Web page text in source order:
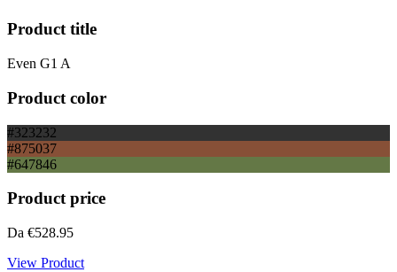
Product title
Even G1 A
Product color
#323232
#875037
#647846
Product price
Da €528.95
View Product